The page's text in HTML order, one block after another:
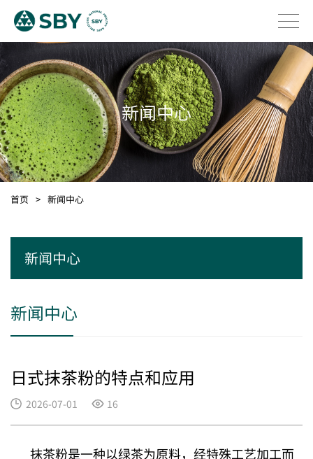
新闻中心
首页 > 新闻中心
新闻中心
新闻中心
日式抹茶粉的特点和应用
2026-07-01 16
抹茶粉是一种以绿茶为原料，经特殊工艺加工而